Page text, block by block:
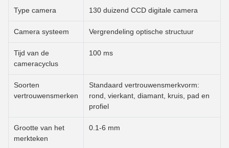
Type camera 130 duizend CCD digitale camera
Camera systeem Vergrendeling optische structuur
Tijd van de
cameracyclus
100 ms
Soorten
vertrouwensmerken
Standaard vertrouwensmerkvorm:
rond, vierkant, diamant, kruis, pad en
profiel
Grootte van het
merkteken
0.1-6 mm